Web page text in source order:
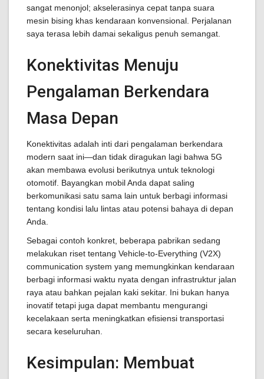
sangat menonjol; akselerasinya cepat tanpa suara
mesin bising khas kendaraan konvensional. Perjalanan
saya terasa lebih damai sekaligus penuh semangat.
Konektivitas Menuju
Pengalaman Berkendara
Masa Depan
Konektivitas adalah inti dari pengalaman berkendara
modern saat ini—dan tidak diragukan lagi bahwa 5G
akan membawa evolusi berikutnya untuk teknologi
otomotif. Bayangkan mobil Anda dapat saling
berkomunikasi satu sama lain untuk berbagi informasi
tentang kondisi lalu lintas atau potensi bahaya di depan
Anda.
Sebagai contoh konkret, beberapa pabrikan sedang
melakukan riset tentang Vehicle-to-Everything (V2X)
communication system yang memungkinkan kendaraan
berbagi informasi waktu nyata dengan infrastruktur jalan
raya atau bahkan pejalan kaki sekitar. Ini bukan hanya
inovatif tetapi juga dapat membantu mengurangi
kecelakaan serta meningkatkan efisiensi transportasi
secara keseluruhan.
Kesimpulan: Membuat